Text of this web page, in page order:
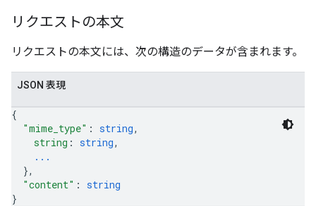
リクエストの本文
リクエストの本文には、次の構造のデータが含まれます。
JSON 表現
{
"mime_type" : string,
string : string,
...
},
"content" : string
}